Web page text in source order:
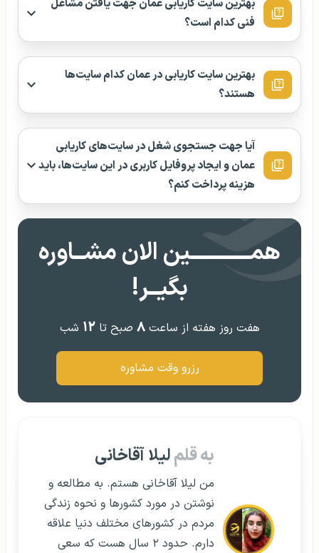
بهترین سایت کاریابی عمان جهت یافتن مشاغل
فنی کدام است؟
بهترین سایت کاریابی در عمان کدام سایت‌ها
هستند؟
آیا جهت جستجوی شغل در سایت‌‌های کاریابی
عمان و ایجاد پروفایل کاربری در این سایت‌ها، باید
هزینه پرداخت کنم؟
همــــــــــــین الان مشــاوره
بگیــر!
هفت روز هفته از ساعت۸ صبح تا۱۲ شب
رزرو وقت مشاوره
به قلملیلا آقاخانی
من لیلا آقاخانی هستم. به مطالعه و
نوشتن در مورد کشورها و نحوه زندگی
مردم در کشورهای مختلف دنیا علاقه
دارم. حدود ۲ سال هست که سعی